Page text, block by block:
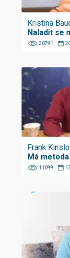
Kristina
Naladit se
20791
Frank
Má
11099